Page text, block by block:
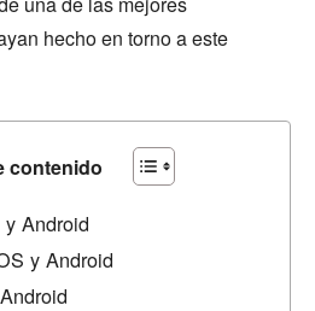
hecho en torno a este
contenido
Android
y Android